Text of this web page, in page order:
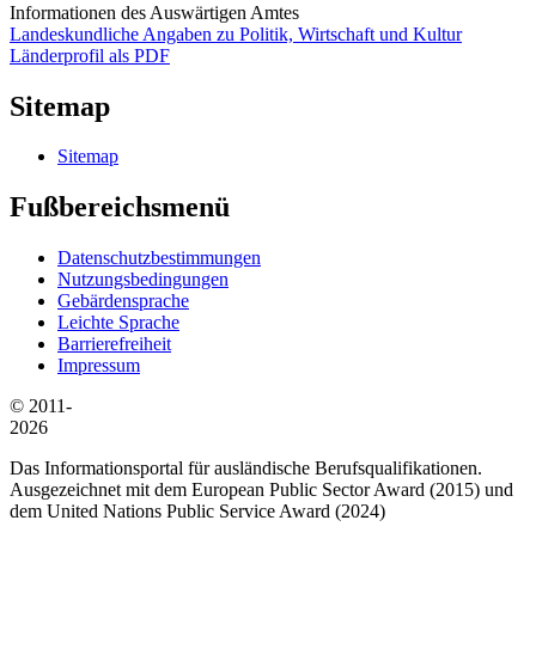
Informationen des Auswärtigen Amtes
Landeskundliche Angaben zu Politik, Wirtschaft und Kultur
Länderprofil als PDF
Sitemap
Sitemap
Fußbereichsmenü
Datenschutzbestimmungen
Nutzungsbedingungen
Gebärdensprache
Leichte Sprache
Barrierefreiheit
Impressum
© 2011-
2026
Das Informationsportal für ausländische Berufsqualifikationen.
Ausgezeichnet mit dem European Public Sector Award (2015) und
dem United Nations Public Service Award (2024)